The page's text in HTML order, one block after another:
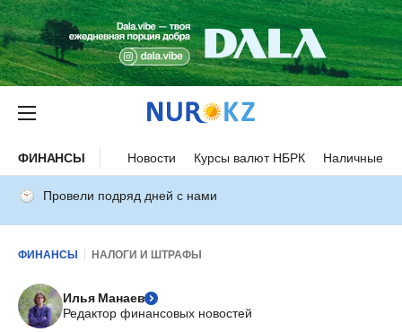
ФИНАНСЫ Новости Курсы валют НБРК Наличные
Провели подряд дней с нами
ФИНАНСЫ НАЛОГИ И ШТРАФЫ
Илья Манаев
Редактор финансовых новостей